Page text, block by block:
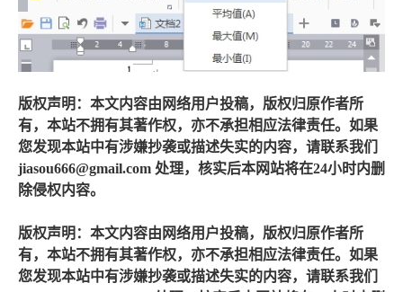
版权声明：本文内容由网络用户投稿，版权归原作者所
有，本站不拥有其著作权，亦不承担相应法律责任。如果
您发现本站中有涉嫌抄袭或描述失实的内容，请联系我们
jiasou666@gmail.com 处理，核实后本网站将在24小时内删
除侵权内容。
版权声明：本文内容由网络用户投稿，版权归原作者所
有，本站不拥有其著作权，亦不承担相应法律责任。如果
您发现本站中有涉嫌抄袭或描述失实的内容，请联系我们